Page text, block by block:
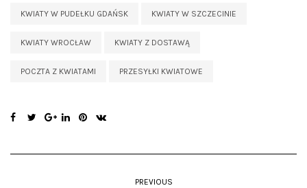
KWIATY W PUDEŁKU GDAŃSK KWIATY W SZCZECINIE
KWIATY WROCŁAW KWIATY Z DOSTAWĄ
POCZTA Z KWIATAMI PRZESYŁKI KWIATOWE
PREVIOUS